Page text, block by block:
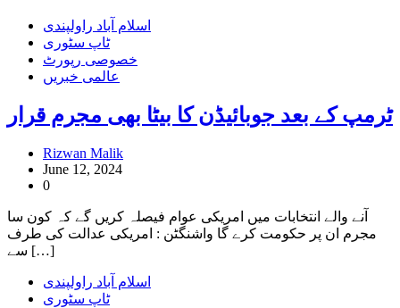
اسلام آباد راولپندی
ٹاپ سٹوری
خصوصی رپورٹ
عالمی خبریں
ٹرمپ کے بعد جوبائیڈن کا بیٹا بھی مجرم قرار
Rizwan Malik
June 12, 2024
0
آنے والے انتخابات میں امریکی عوام فیصلہ کریں گے کہ کون سا
مجرم ان پر حکومت کرے گا واشنگٹن : امریکی عدالت کی طرف
سے […]
اسلام آباد راولپندی
ٹاپ سٹوری